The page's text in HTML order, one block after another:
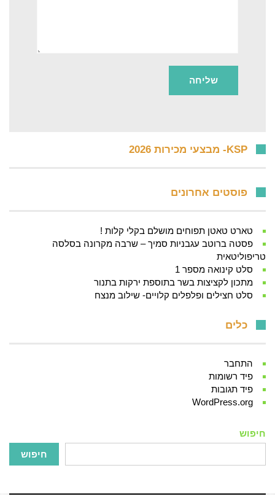
KSP- מבצעי מכירות 2026
פוסטים אחרונים
טארט טאטן תפוחים מושלם בקלי קלות !
פסטה ברוטב עגבניות סמיך – שרבה מקרונה בסלסה
טריפוליטאית
סלט קינואה מספר 1
מתכון לקציצות בשר בתוספת ירקות בתנור
סלט חצילים ופלפלים קלויים- שילוב מנצח
כלים
התחבר
פיד רשומות
פיד תגובות
WordPress.org
חיפוש
חיפוש